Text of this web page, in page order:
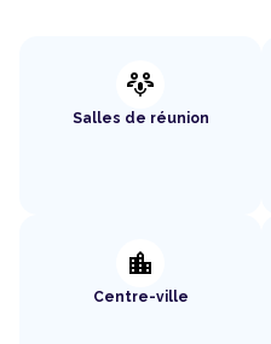
adaptive_audio_mic
Salles de réunion
location_city
Centre-ville